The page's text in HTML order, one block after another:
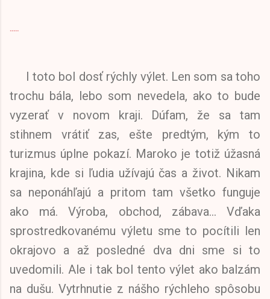
.....
I toto bol dosť rýchly výlet. Len som sa toho
trochu bála, lebo som nevedela, ako to bude
vyzerať v novom kraji. Dúfam, že sa tam
stihnem vrátiť zas, ešte predtým, kým to
turizmus úplne pokazí. Maroko je totiž úžasná
krajina, kde si ľudia užívajú čas a život. Nikam
sa neponáhľajú a pritom tam všetko funguje
ako má. Výroba, obchod, zábava... Vďaka
sprostredkovanému výletu sme to pocítili len
okrajovo a až posledné dva dni sme si to
uvedomili. Ale i tak bol tento výlet ako balzám
na dušu. Vytrhnutie z nášho rýchleho spôsobu